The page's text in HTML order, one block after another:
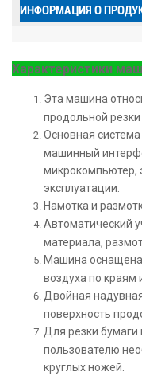
ИНФОРМАЦИЯ О
Характеристики
Эта машина
продольной
Основная
машинный
микрокомпьютер,
эксплуатации.
Намотка и
Автоматический
материала,
Машина оснащена
воздуха по краям
Двойная
поверхность
Для резки
пользователю
круглых ножей.